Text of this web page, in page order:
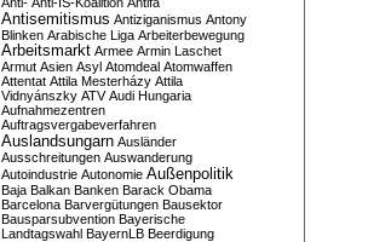
Antisemitismus Antiziganismus Antony
Blinken Arabische Liga Arbeiterbewegung
Arbeitsmarkt Armee Armin Laschet
Armut Asien Asyl Atomdeal Atomwaffen
Attentat Attila Mesterházy Attila
Vidnyánszky ATV Audi Hungaria
Aufnahmezentren
Auftragsvergabeverfahren
Auslandsungarn Ausländer
Ausschreitungen Auswanderung
Autoindustrie Autonomie Außenpolitik
Baja Balkan Banken Barack Obama
Barcelona Barvergütungen Bausektor
Bausparsubvention Bayerische
Landtagswahl BayernLB Beerdigung